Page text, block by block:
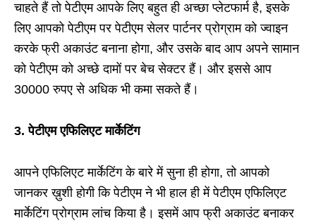
चाहते हैं तो पेटीएम आपके लिए बहुत ही अच्छा प्लेटफार्म है, इसके
लिए आपको पेटीएम पर पेटीएम सेलर पार्टनर प्रोग्राम को ज्वाइन
करके फ्री अकाउंट बनाना होगा, और उसके बाद आप अपने सामान
को पेटीएम को अच्छे दामों पर बेच सेक्टर हैं। और इससे आप
30000 रुपए से अधिक भी कमा सकते हैं।
3. पेटीएम एफिलिएट मार्केटिंग
आपने एफिलिएट मार्केटिंग के बारे में सुना ही होगा, तो आपको
जानकर ख़ुशी होगी कि पेटीएम ने भी हाल ही में पेटीएम एफिलिएट
मार्केटिंग प्रोग्राम लांच किया है। इसमें आप फ्री अकाउंट बनाकर